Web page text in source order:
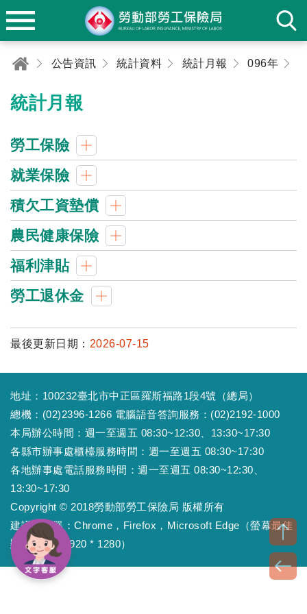
公告資訊 統計資料 統計月報 096年
統計月報
勞工保險
就業保險
積欠工資墊償
農民健康保險
福利津貼
勞工退休金
最後更新日期： 2026-07-15
地址：100232臺北市中正區羅斯福路1段4號（總局）
總機：(02)2396-1266 電腦語音答詢服務：(02)2192-1000
本局辦公時間：週一至週五 08:30~12:30、13:30~17:30
各縣市辦事處櫃檯服務時間：週一至週五 08:30~17:30
各地辦事處電話服務時間：週一至週五 08:30~12:30、
13:30~17:30
Copyright © 2018勞動部勞工保險局 版權所有
建議瀏覽器：Chrome，Firefox，Microsoft Edge（螢幕最佳
顯示效果為1920 * 1280）